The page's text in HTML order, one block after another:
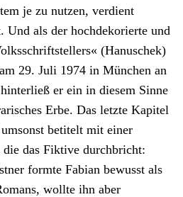
je zu nutzen, verdient
Und als der hochdekorierte und
(Hanuschek)
29. Juli 1974 in München an
er ein in diesem Sinne
Erbe. Das letzte Kapitel
betitelt mit einer
das Fiktive durchbricht:
formte Fabian bewusst als
wollte ihn aber